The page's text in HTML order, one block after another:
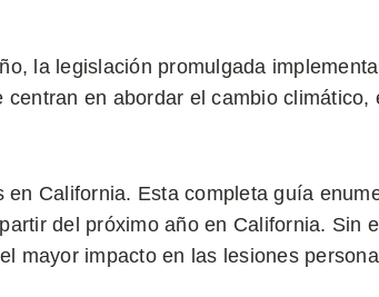
la legislación promulgada
en abordar el cambio climático,
California. Esta completa guía
del próximo año en California. Sin
mayor impacto en las lesiones